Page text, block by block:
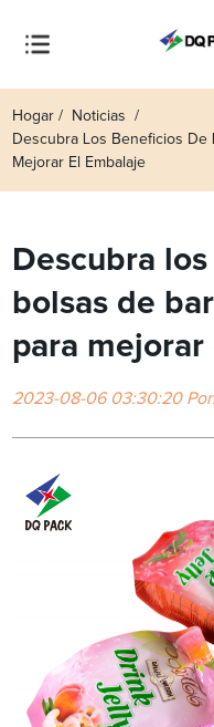
Hogar
Noticias
Descubra Los Beneficios De
Mejorar El Embalaje
Descubra
bolsas de
para
2023-08-06 03:30:20